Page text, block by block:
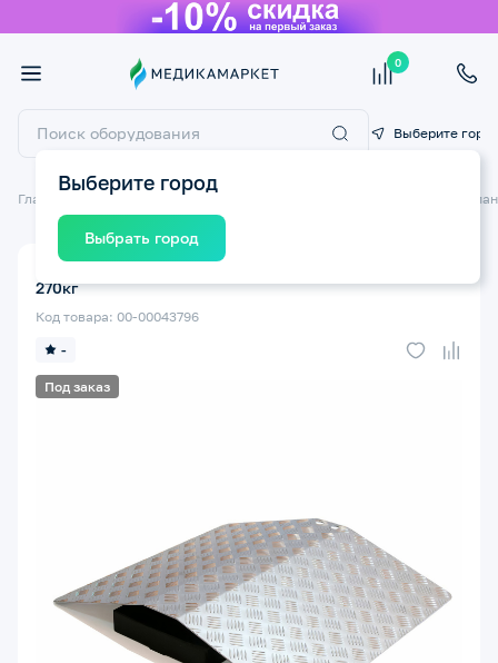
0
Выберите город
Выберите город
Выбрать город
Главная Технические средства реабилитации ТСР Подъемники и
Под заказ
-
Код товара: 00-00043796
270кг